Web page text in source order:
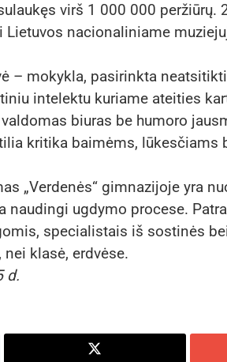
virš 1 000 000 peržiūrų.
nacionaliniame
– mokykla, pasirinkta
intelektu kuriame ateities
biuras be humoro
kritika baimėms, lūkesčiams
„Verdenės“ gimnazijoje yra
naudingi ugdymo procese.
specialistais iš sostinės
klasė, erdvėse.
d.